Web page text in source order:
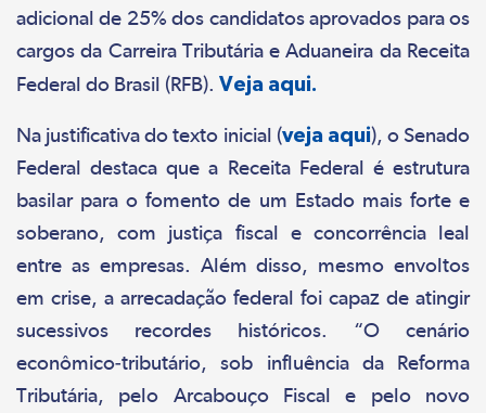
adicional de 25% dos candidatos aprovados para os
cargos da Carreira Tributária e Aduaneira da Receita
Federal do Brasil (RFB). Veja aqui.
Na justificativa do texto inicial (veja aqui), o Senado
Federal destaca que a Receita Federal é estrutura
basilar para o fomento de um Estado mais forte e
soberano, com justiça fiscal e concorrência leal
entre as empresas. Além disso, mesmo envoltos
em crise, a arrecadação federal foi capaz de atingir
sucessivos recordes históricos. “O cenário
econômico-tributário, sob influência da Reforma
Tributária, pelo Arcabouço Fiscal e pelo novo